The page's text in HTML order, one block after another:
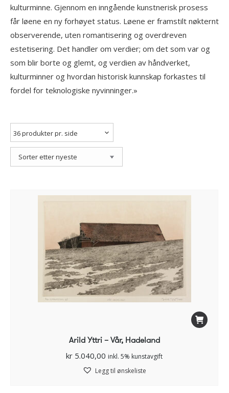
kulturminne. Gjennom en inngående kunstnerisk prosess
får løene en ny forhøyet status. Løene er framstilt nøkternt
observerende, uten romantisering og overdreven
estetisering. Det handler om verdier; om det som var og
som blir borte og glemt, og verdien av håndverket,
kulturminner og hvordan historisk kunnskap forkastes til
fordel for teknologiske nyvinninger.»
Arild Yttri – Vår, Hadeland
kr 5.040,00 inkl. 5% kunstavgift
Legg til ønskeliste